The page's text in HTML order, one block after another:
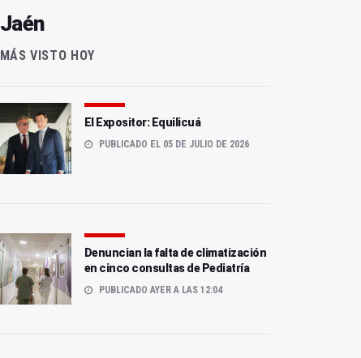
Jaén
MÁS VISTO HOY
El Expositor: Equilicuá
PUBLICADO EL 05 DE JULIO DE 2026
Denuncian la falta de climatización
en cinco consultas de Pediatría
PUBLICADO AYER A LAS 12:04